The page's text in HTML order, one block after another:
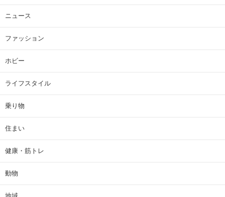
ニュース
ファッション
ホビー
ライフスタイル
乗り物
住まい
健康・筋トレ
動物